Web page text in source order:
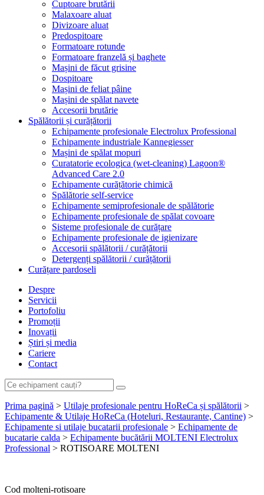
Cuptoare brutării
Malaxoare aluat
Divizoare aluat
Predospitoare
Formatoare rotunde
Formatoare franzelă și baghete
Mașini de făcut grisine
Dospitoare
Mașini de feliat pâine
Mașini de spălat navete
Accesorii brutărie
Spălătorii și curățătorii
Echipamente profesionale Electrolux Professional
Echipamente industriale Kannegiesser
Mașini de spălat mopuri
Curatatorie ecologica (wet-cleaning) Lagoon®
Advanced Care 2.0
Echipamente curățătorie chimică
Spălătorie self-service
Echipamente semiprofesionale de spălătorie
Echipamente profesionale de spălat covoare
Sisteme profesionale de curățare
Echipamente profesionale de igienizare
Accesorii spălătorii / curățătorii
Detergenți spălătorii / curățătorii
Curățare pardoseli
Despre
Servicii
Portofoliu
Promoții
Inovații
Știri și media
Cariere
Contact
Prima pagină > Utilaje profesionale pentru HoReCa și spălătorii >
Echipamente & Utilaje HoReCa (Hoteluri, Restaurante, Cantine) >
Echipamente si utilaje bucatarii profesionale > Echipamente de
bucatarie calda > Echipamente bucătării MOLTENI Electrolux
Professional > ROTISOARE MOLTENI
Cod molteni-rotisoare